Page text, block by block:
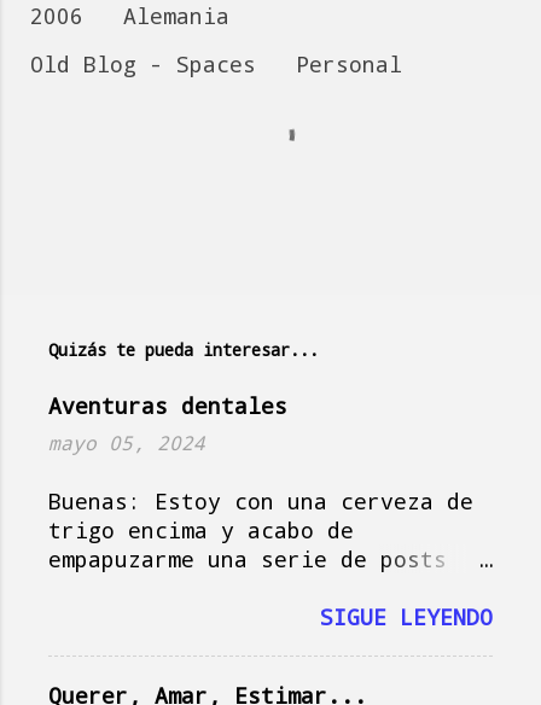
2006
Alemania
Old Blog - Spaces
Personal
r
i
Quizás te pueda interesar...
Aventuras dentales
mayo 05, 2024
Buenas: Estoy con una cerveza de
trigo encima y acabo de
empapuzarme una serie de posts
como musa del blog, así que vamos
SIGUE LEYENDO
Querer, Amar, Estimar...